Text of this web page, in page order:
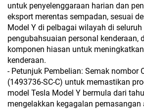
untuk penyelenggaraan harian dan
eksport merentas sempadan, sesuai
Model Y di pelbagai wilayah di seluruh
pengubahsuaian personal kenderaan,
komponen hiasan untuk
kenderaan.
- Petunjuk Pembelian: Semak nombor
(1493736-SC-C) untuk memastikan
model Tesla Model Y bermula dari
mengelakkan kegagalan pemasangan